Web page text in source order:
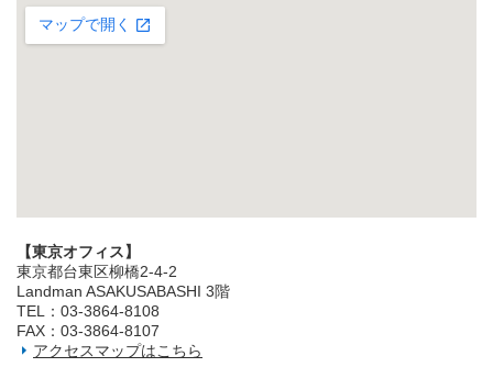
【東京オフィス】
東京都台東区柳橋2‐4‐2
Landman ASAKUSABASHI 3階
TEL：03‐3864‐8108
FAX：03‐3864‐8107
アクセスマップはこちら